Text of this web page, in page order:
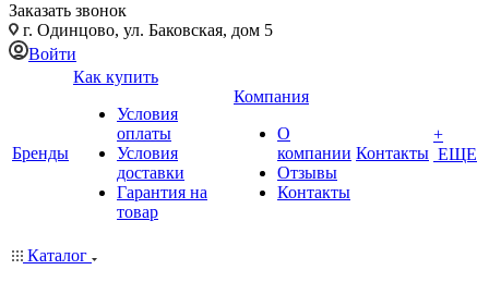
Заказать звонок
г. Одинцово, ул. Баковская, дом 5
Войти
Бренды
Как купить
Условия
оплаты
Условия
доставки
Гарантия на
товар
Компания
О
компании
Отзывы
Контакты
Контакты
+
ЕЩЕ
Каталог